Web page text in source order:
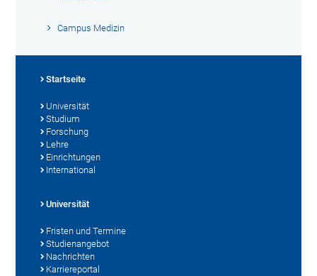
Campus Medizin
Startseite
Universität
Studium
Forschung
Lehre
Einrichtungen
International
Universität
Fristen und Termine
Studienangebot
Nachrichten
Karriereportal